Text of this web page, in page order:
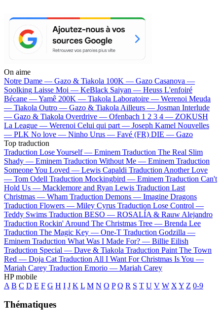
On aime
Notre Dame — Gazo & Tiakola 100K — Gazo Casanova —
Soolking Laisse Moi — KeBlack Saiyan — Heuss L'enfoiré
Bécane —Yamê 200K — Tiakola Laboratoire — Werenoi Meuda
— Tiakola Outro — Gazo & Tiakola Ailleurs — Josman Interlude
— Gazo & Tiakola Overdrive — Ofenbach 1 2 3 4 — ZOKUSH
La League — Werenoi Celui qui part — Joseph Kamel Nouvelles
— PLK No love — Ninho Urus — Favé (FR) DIE — Gazo
Top traduction
Traduction Lose Yourself — Eminem Traduction The Real Slim
Shady — Eminem Traduction Without Me — Eminem Traduction
Someone You Loved — Lewis Capaldi Traduction Another Love
— Tom Odell Traduction Mockingbird — Eminem Traduction Can't
Hold Us — Macklemore and Ryan Lewis Traduction Last
Christmas — Wham Traduction Demons — Imagine Dragons
Traduction Flowers — Miley Cyrus Traduction Lose Control —
Teddy Swims Traduction BESO — ROSALÍA & Rauw Alejandro
Traduction Rockin' Around The Christmas Tree — Brenda Lee
Traduction The Magic Key — One-T Traduction Godzilla —
Eminem Traduction What Was I Made For? — Billie Eilish
Traduction Special — Dave & Tiakola Traduction Paint The Town
Red — Doja Cat Traduction All I Want For Christmas Is You —
Mariah Carey Traduction Emorio — Mariah Carey
HP mobile
A B C D E F G H I J K L M N O P Q R S T U V W X Y Z 0-9
Thématiques